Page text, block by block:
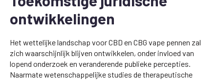
ontwikkelingen
Het wettelijke landschap voor CBD en CBG vape pennen zal
zich waarschijnlijk blijven ontwikkelen, onder invloed van
lopend onderzoek en veranderende publieke percepties.
Naarmate wetenschappelijke studies de therapeutische